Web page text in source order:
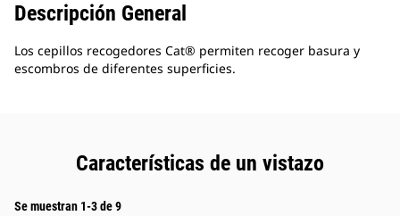
Descripción General
Los cepillos recogedores Cat® permiten recoger basura y
escombros de diferentes superficies.
Características de un vistazo
Se muestran 1-3 de 9